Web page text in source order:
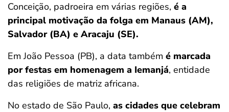
Conceição, padroeira em várias regiões, é a
principal motivação da folga em Manaus (AM),
Salvador (BA) e Aracaju (SE).
Em João Pessoa (PB), a data também é marcada
por festas em homenagem a Iemanjá, entidade
das religiões de matriz africana.
No estado de São Paulo, as cidades que celebram